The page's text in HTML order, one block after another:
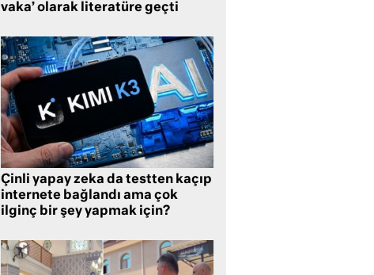
vaka’ olarak literatüre geçti
Çinli yapay zeka da testten kaçıp
internete bağlandı ama çok
ilginç bir şey yapmak için?